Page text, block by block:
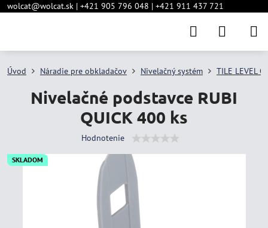
wolcat@wolcat.sk | +421 905 796 048 | +421 911 437 721
SKLADOM
Úvod Náradie pre obkladačov Nivelačný systém TILE LEVEL
Nivelačné podstavce RUBI
QUICK 400 ks
Hodnotenie